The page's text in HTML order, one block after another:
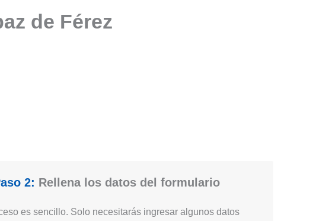
de Férez
2: Rellena los datos del formulario
es sencillo. Solo necesitarás ingresar algunos datos